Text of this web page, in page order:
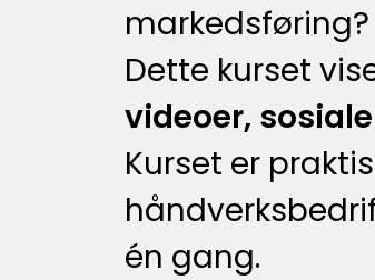
markedsføring?
Dette kurset
videoer,
Kurset er
én gang.